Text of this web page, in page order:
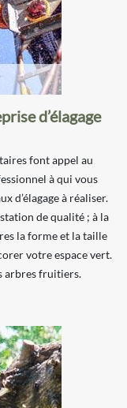
d’élagage
font appel au
à qui vous
d’élagage à réaliser.
de qualité ; à la
la forme et la taille
votre espace vert.
arbres fruitiers.